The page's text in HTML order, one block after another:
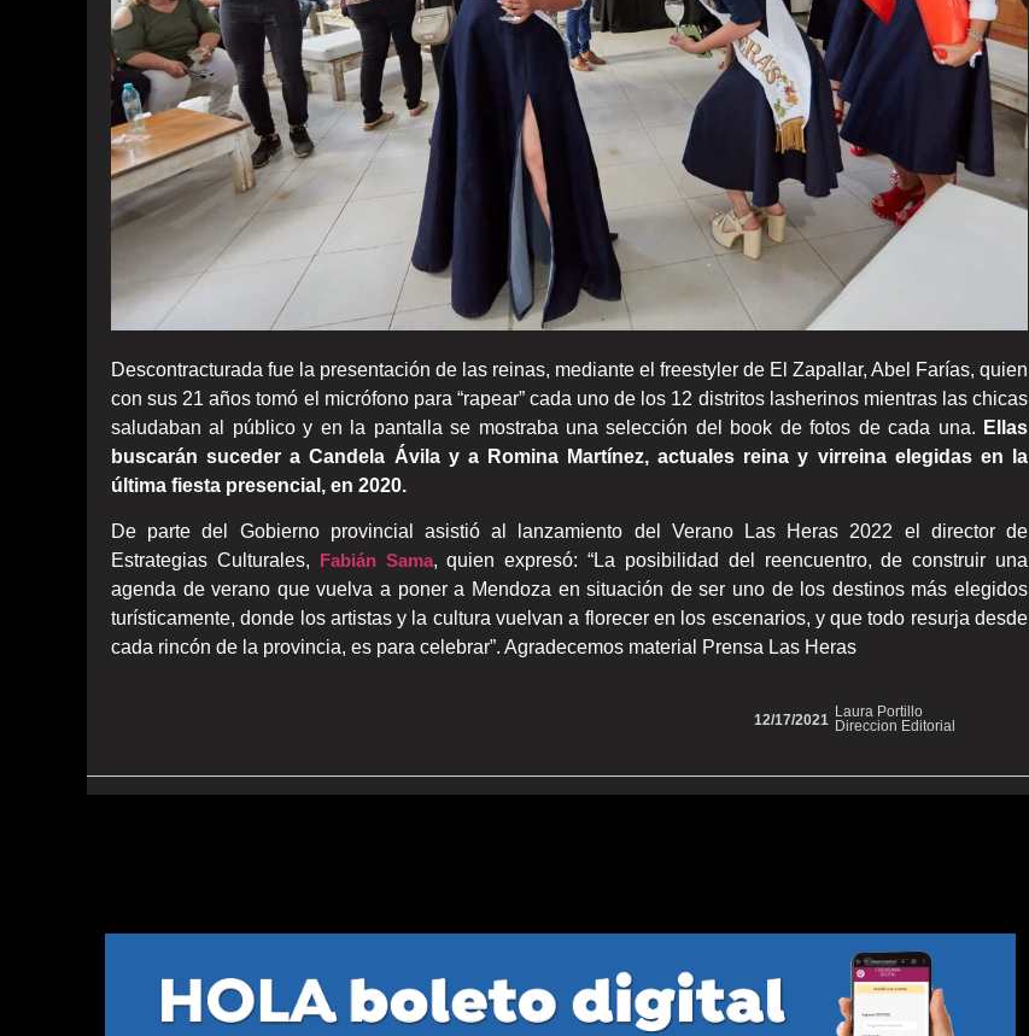
Descontracturada fue la presentación de las reinas, mediante el freestyler de El Zapallar, Abel Farías, quien
con sus 21 años tomó el micrófono para “rapear” cada uno de los 12 distritos lasherinos mientras las chicas
saludaban al público y en la pantalla se mostraba una selección del book de fotos de cada una. Ellas
buscarán suceder a Candela Ávila y a Romina Martínez, actuales reina y virreina elegidas en la
última fiesta presencial, en 2020.
De parte del Gobierno provincial asistió al lanzamiento del Verano Las Heras 2022 el director de
Estrategias Culturales, Fabián Sama, quien expresó: “La posibilidad del reencuentro, de construir una
agenda de verano que vuelva a poner a Mendoza en situación de ser uno de los destinos más elegidos
turísticamente, donde los artistas y la cultura vuelvan a florecer en los escenarios, y que todo resurja desde
cada rincón de la provincia, es para celebrar”. Agradecemos material Prensa Las Heras
Laura Portillo
Direccion Editorial
12/17/2021